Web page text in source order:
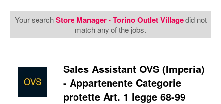
Your searchStore Manager - Torino Outlet Villagedid not
match any of the jobs.
Sales Assistant OVS (Imperia)
- Appartenente Categorie
protette Art. 1 legge 68-99